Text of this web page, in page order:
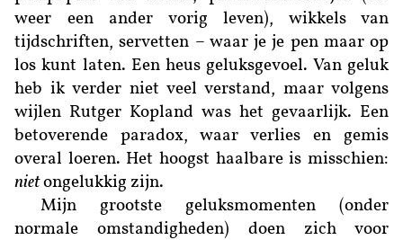
weer een ander vorig leven), wikkels van
tijdschriften, servetten – waar je je pen maar op
los kunt laten. Een heus geluksgevoel. Van geluk
heb ik verder niet veel verstand, maar volgens
wijlen Rutger Kopland was het gevaarlijk. Een
betoverende paradox, waar verlies en gemis
overal loeren. Het hoogst haalbare is misschien:
nietongelukkig zijn.
Mijn grootste geluksmomenten (onder
normale omstandigheden) doen zich voor